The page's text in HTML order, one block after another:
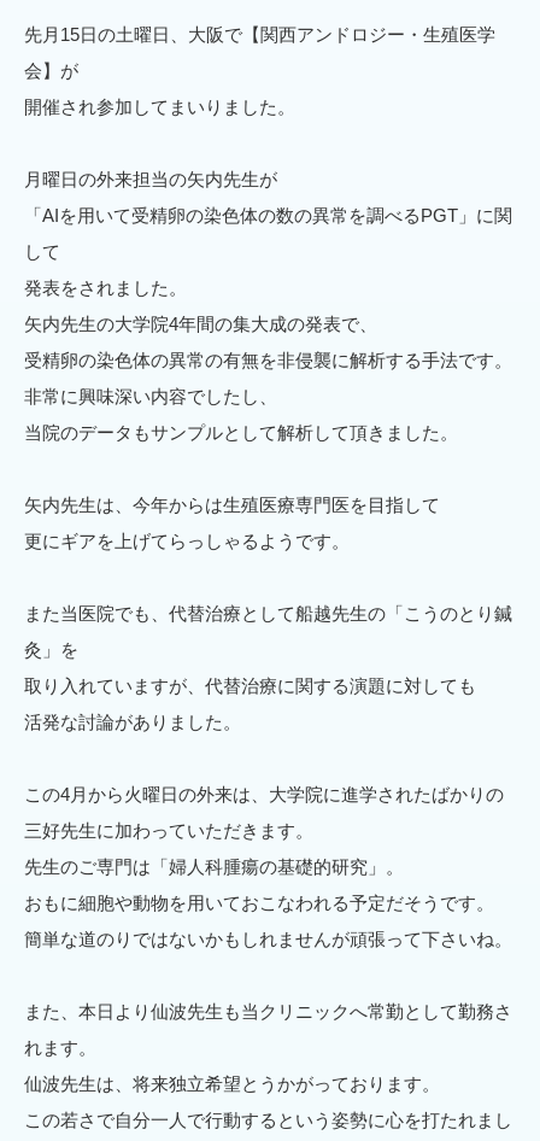
先月15日の土曜日、大阪で【関西アンドロジー・生殖医学
会】が
開催され参加してまいりました。
月曜日の外来担当の矢内先生が
「AIを用いて受精卵の染色体の数の異常を調べるPGT」に関
して
発表をされました。
矢内先生の大学院4年間の集大成の発表で、
受精卵の染色体の異常の有無を非侵襲に解析する手法です。
非常に興味深い内容でしたし、
当院のデータもサンプルとして解析して頂きました。
矢内先生は、今年からは生殖医療専門医を目指して
更にギアを上げてらっしゃるようです。
また当医院でも、代替治療として船越先生の「こうのとり鍼
灸」を
取り入れていますが、代替治療に関する演題に対しても
活発な討論がありました。
この4月から火曜日の外来は、大学院に進学されたばかりの
三好先生に加わっていただきます。
先生のご専門は「婦人科腫瘍の基礎的研究」。
おもに細胞や動物を用いておこなわれる予定だそうです。
簡単な道のりではないかもしれませんが頑張って下さいね。
また、本日より仙波先生も当クリニックへ常勤として勤務さ
れます。
仙波先生は、将来独立希望とうかがっております。
この若さで自分一人で行動するという姿勢に心を打たれまし